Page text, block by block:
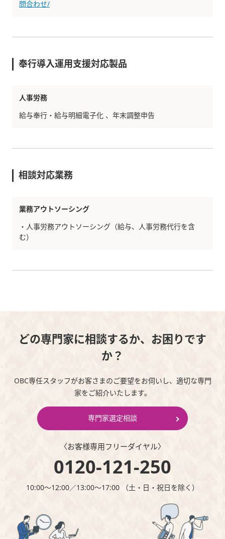
問合わせ/
奉行導入運用支援対応製品
人事労務
給与奉行・給与明細電子化 年末調整申告
相談対応業務
業務アウトソーシング
・人事労務アウトソーシング（給与、人事労務代行を含
む）
どの専門家に相談するか、お困りです
か？
OBC専任スタッフがお客さまのご要望をお伺いし、適切な専門
家をご紹介いたします。
専門家選定相談
〈お客様専⽤フリーダイヤル〉
0120-121-250
10:00～12:00∕13:00～17:00 （⼟・⽇・祝⽇を除く）